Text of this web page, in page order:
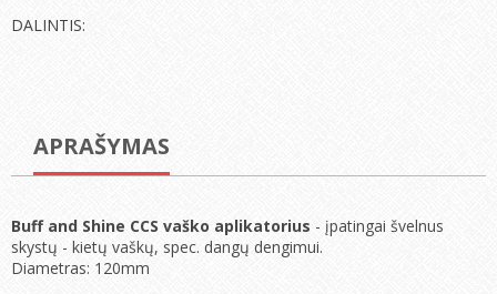
DALINTIS:
APRAŠYMAS
Buff and Shine CCS vaško aplikatorius - įpatingai švelnus
skystų - kietų vaškų, spec. dangų dengimui.
Diametras: 120mm